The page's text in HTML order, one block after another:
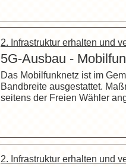
2. Infrastruktur erhalten und
5G-Ausbau -
Das Mobilfunknetz ist im
Bandbreite ausgestattet.
seitens der Freien Wähler
2. Infrastruktur erhalten und